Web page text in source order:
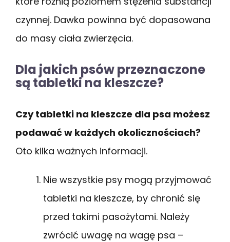
czynnej. Dawka powinna być dopasowana
do masy ciała zwierzęcia.
Dla jakich psów przeznaczone
są tabletki na kleszcze?
Czy tabletki na kleszcze dla psa możesz
podawać w każdych okolicznościach?
Oto kilka ważnych informacji.
Nie wszystkie psy mogą przyjmować
tabletki na kleszcze, by chronić się
przed takimi pasożytami. Należy
zwrócić uwagę na wagę psa –